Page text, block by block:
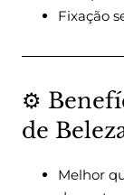
Fixação
⚙️
de
Melhor